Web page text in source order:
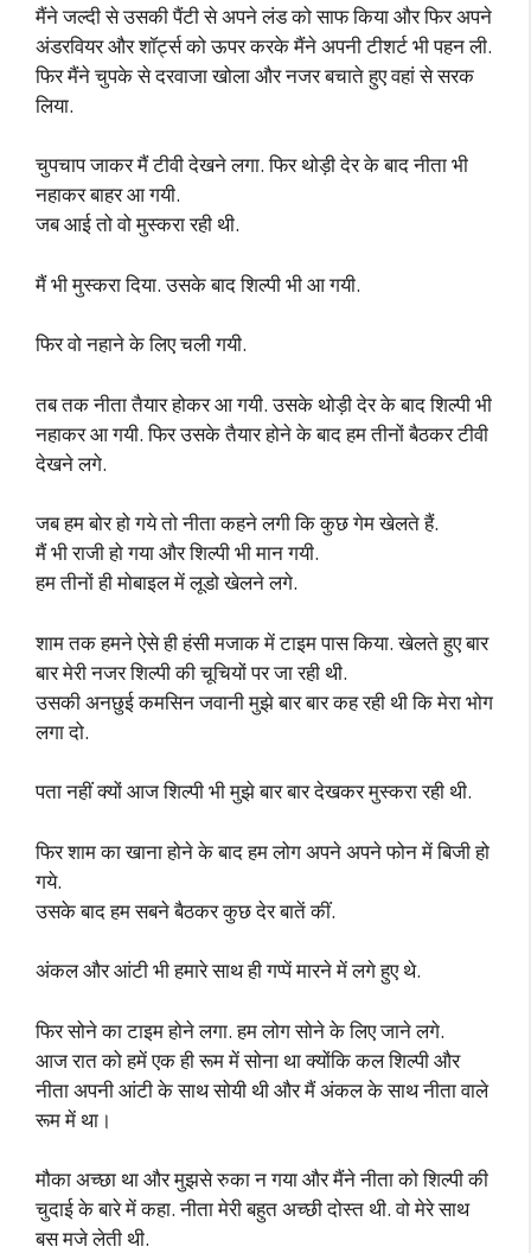
मैंने जल्दी से उसकी पैंटी से अपने लंड को साफ किया और फिर अपने
अंडरवियर और शॉर्ट्स को ऊपर करके मैंने अपनी टीशर्ट भी पहन ली.
फिर मैंने चुपके से दरवाजा खोला और नजर बचाते हुए वहां से सरक
लिया.
चुपचाप जाकर मैं टीवी देखने लगा. फिर थोड़ी देर के बाद नीता भी
नहाकर बाहर आ गयी.
जब आई तो वो मुस्करा रही थी.
मैं भी मुस्करा दिया. उसके बाद शिल्पी भी आ गयी.
फिर वो नहाने के लिए चली गयी.
तब तक नीता तैयार होकर आ गयी. उसके थोड़ी देर के बाद शिल्पी भी
नहाकर आ गयी. फिर उसके तैयार होने के बाद हम तीनों बैठकर टीवी
देखने लगे.
जब हम बोर हो गये तो नीता कहने लगी कि कुछ गेम खेलते हैं.
मैं भी राजी हो गया और शिल्पी भी मान गयी.
हम तीनों ही मोबाइल में लूडो खेलने लगे.
शाम तक हमने ऐसे ही हंसी मजाक में टाइम पास किया. खेलते हुए बार
बार मेरी नजर शिल्पी की चूचियों पर जा रही थी.
उसकी अनछुई कमसिन जवानी मुझे बार बार कह रही थी कि मेरा भोग
लगा दो.
पता नहीं क्यों आज शिल्पी भी मुझे बार बार देखकर मुस्करा रही थी.
फिर शाम का खाना होने के बाद हम लोग अपने अपने फोन में बिजी हो
गये.
उसके बाद हम सबने बैठकर कुछ देर बातें कीं.
अंकल और आंटी भी हमारे साथ ही गप्पें मारने में लगे हुए थे.
फिर सोने का टाइम होने लगा. हम लोग सोने के लिए जाने लगे.
आज रात को हमें एक ही रूम में सोना था क्योंकि कल शिल्पी और
नीता अपनी आंटी के साथ सोयी थी और मैं अंकल के साथ नीता वाले
रूम में था।
मौका अच्छा था और मुझसे रुका न गया और मैंने नीता को शिल्पी की
चुदाई के बारे में कहा. नीता मेरी बहुत अच्छी दोस्त थी. वो मेरे साथ
बस मजे लेती थी.